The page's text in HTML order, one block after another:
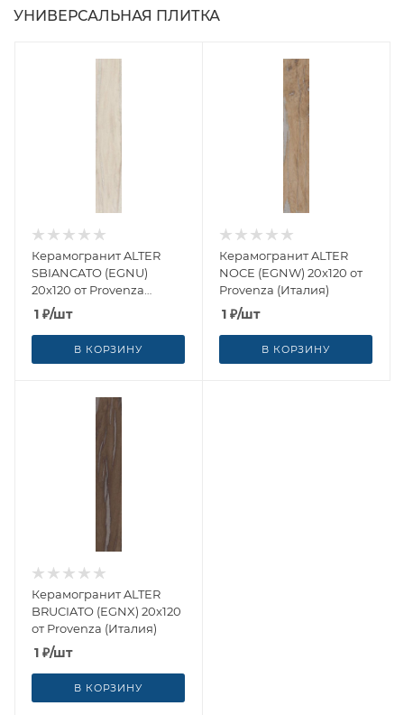
УНИВЕРСАЛЬНАЯ ПЛИТКА
Керамогранит ALTER
SBIANCATO (EGNU)
20x120 от Provenza
(Италия)
1 ₽/шт
В КОРЗИНУ
Керамогранит ALTER
NOCE (EGNW) 20x120 от
Provenza (Италия)
1 ₽/шт
В КОРЗИНУ
Керамогранит ALTER
BRUCIATO (EGNX) 20x120
от Provenza (Италия)
1 ₽/шт
В КОРЗИНУ